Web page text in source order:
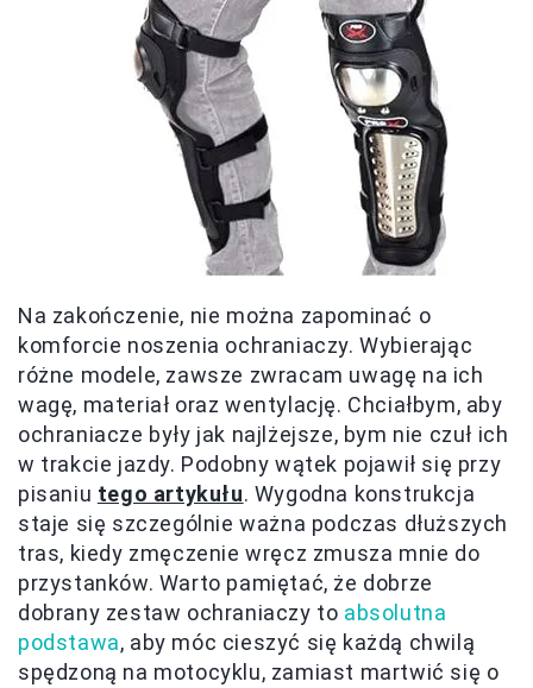
Na zakończenie, nie można zapominać o
komforcie noszenia ochraniaczy. Wybierając
różne modele, zawsze zwracam uwagę na ich
wagę, materiał oraz wentylację. Chciałbym, aby
ochraniacze były jak najlżejsze, bym nie czuł ich
w trakcie jazdy. Podobny wątek pojawił się przy
pisaniu tego artykułu. Wygodna konstrukcja
staje się szczególnie ważna podczas dłuższych
tras, kiedy zmęczenie wręcz zmusza mnie do
przystanków. Warto pamiętać, że dobrze
dobrany zestaw ochraniaczy to absolutna
podstawa, aby móc cieszyć się każdą chwilą
spędzoną na motocyklu, zamiast martwić się o